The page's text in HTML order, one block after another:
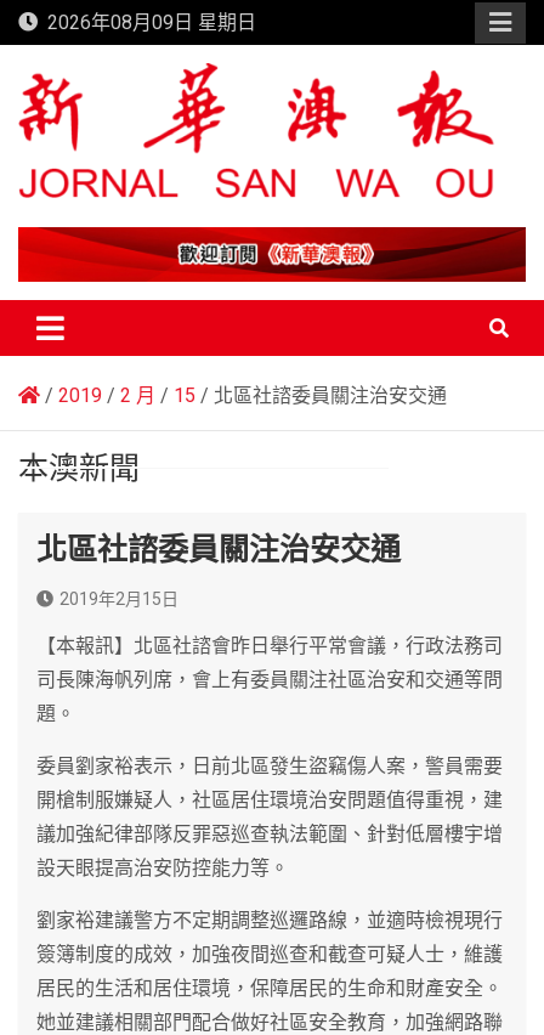
Skip
to
content
2026年08月09日 星期日
新華澳報
2019 2 月 15 北區社諮委員關注治安交通
本澳新聞
北區社諮委員關注治安交通
2019年2月15日
【本報訊】北區社諮會昨日舉行平常會議，行政法務司
司長陳海帆列席，會上有委員關注社區治安和交通等問
題。
委員劉家裕表示，日前北區發生盜竊傷人案，警員需要
開槍制服嫌疑人，社區居住環境治安問題值得重視，建
議加強紀律部隊反罪惡巡查執法範圍、針對低層樓宇增
設天眼提高治安防控能力等。
劉家裕建議警方不定期調整巡邏路線，並適時檢視現行
簽簿制度的成效，加強夜間巡查和截查可疑人士，維護
居民的生活和居住環境，保障居民的生命和財產安全。
她並建議相關部門配合做好社區安全教育，加強網路聯